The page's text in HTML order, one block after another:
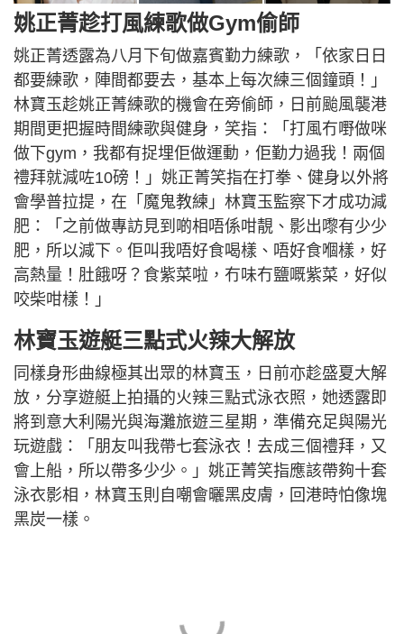
姚正菁趁打風練歌做Gym偷師
姚正菁透露為八月下旬做嘉賓勤力練歌，「依家日日
都要練歌，陣間都要去，基本上每次練三個鐘頭！」
林寶玉趁姚正菁練歌的機會在旁偷師，日前颱風襲港
期間更把握時間練歌與健身，笑指：「打風冇嘢做咪
做下gym，我都有捉埋佢做運動，佢勤力過我！兩個
禮拜就減咗10磅！」姚正菁笑指在打拳、健身以外將
會學普拉提，在「魔鬼教練」林寶玉監察下才成功減
肥：「之前做專訪見到啲相唔係咁靚、影出嚟有少少
肥，所以減下。佢叫我唔好食喝樣、唔好食嗰樣，好
高熱量！肚餓呀？食紫菜啦，冇味冇鹽嘅紫菜，好似
咬柴咁樣！」
林寶玉遊艇三點式火辣大解放
同樣身形曲線極其出眾的林寶玉，日前亦趁盛夏大解
放，分享遊艇上拍攝的火辣三點式泳衣照，她透露即
將到意大利陽光與海灘旅遊三星期，準備充足與陽光
玩遊戲：「朋友叫我帶七套泳衣！去成三個禮拜，又
會上船，所以帶多少少。」姚正菁笑指應該帶夠十套
泳衣影相，林寶玉則自嘲會曬黑皮膚，回港時怕像塊
黑炭一樣。